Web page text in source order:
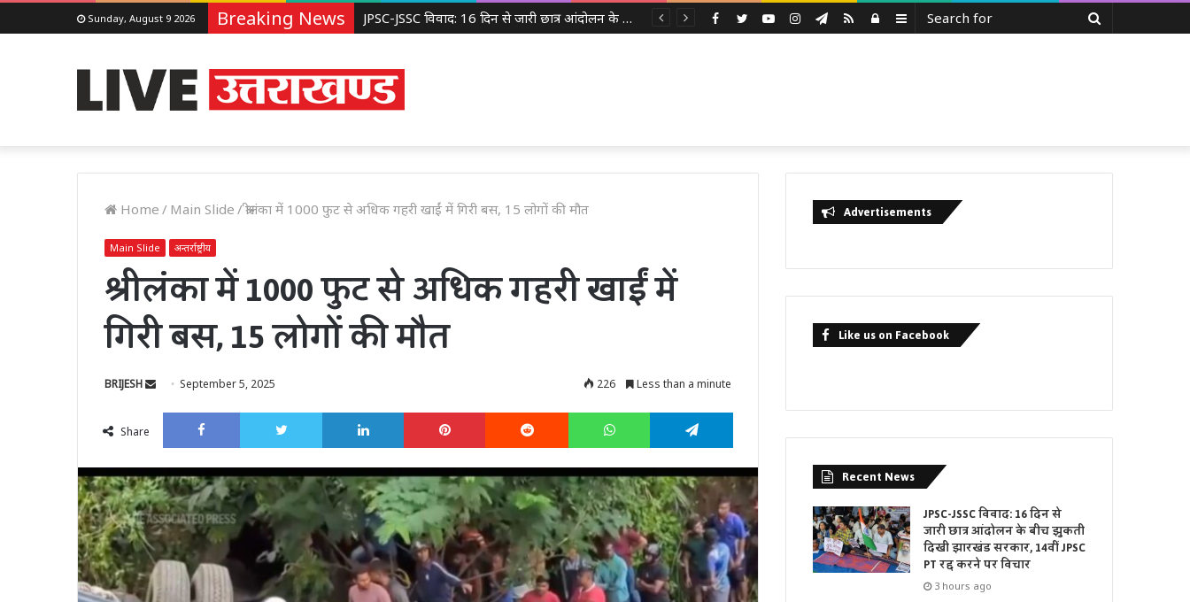
Sunday, August 9 2026 Breaking News वाराणसी के दालमंडी में सड़क चौड़ीकरण परियोजना का भूमि पूजन, ₹221 करोड़ की लागत से बदलेगा इलाके का स्वरूप Sidebar
Log
RSS
Telegram
Instagram
YouTube
Twitter
Facebook
Home / Main Slide /श्रीलंका में 1000 फुट से अधिक गहरी खाईं में गिरी बस, 15 लोगों की मौत
Main Slide अन्तर्राष्ट्रीय
श्रीलंका में 1000 फुट से अधिक गहरी खाईं में
गिरी बस, 15 लोगों की मौत
BRIJESH
Send September 5, 2025 226 Less than a minute
Share
Facebook Twitter LinkedIn Pinterest Reddit WhatsApp Telegram
Advertisements
Like us on Facebook
Recent News
JPSC-JSSC विवाद: 16 दिन से
जारी छात्र आंदोलन के बीच झुकती
दिखी झारखंड सरकार, 14वीं JPSC
PT रद्द करने पर विचार
3 hours ago